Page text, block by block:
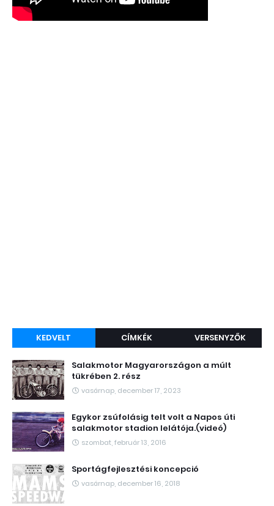
KEDVELT CÍMKÉK VERSENYZŐK
Salakmotor Magyarországon a múlt
tükrében 2. rész
vasárnap, december 17, 2023
Egykor zsúfolásig telt volt a Napos úti
salakmotor stadion lelátója.(videó)
szombat, február 13, 2016
Sportágfejlesztési koncepció
vasárnap, december 16, 2018